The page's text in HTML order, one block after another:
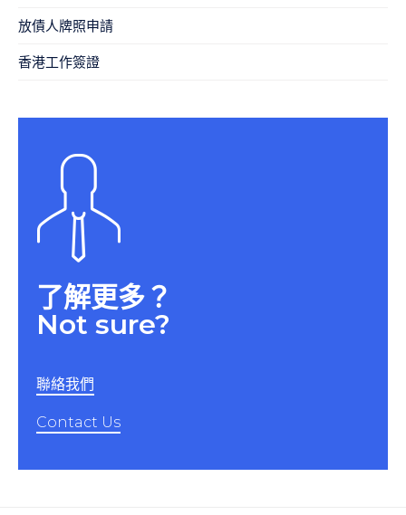
放債人牌照申請
香港工作簽證
了解更多？
Not sure?
聯絡我們
Contact Us